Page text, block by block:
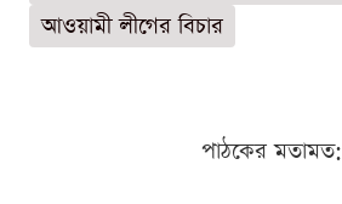
আওয়ামী লীগের বিচার
পাঠকের মতামত: